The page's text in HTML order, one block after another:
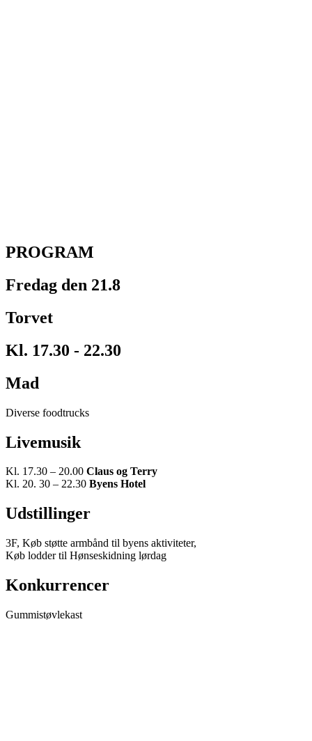
PROGRAM
Fredag den 21.8
Torvet
Kl. 17.30 - 22.30
Mad
Diverse foodtrucks
Livemusik
Kl. 17.30 – 20.00 Claus og Terry
Kl. 20. 30 – 22.30 Byens Hotel
Udstillinger
3F, Køb støtte armbånd til byens aktiviteter,
Køb lodder til Hønseskidning lørdag
Konkurrencer
Gummistøvlekast